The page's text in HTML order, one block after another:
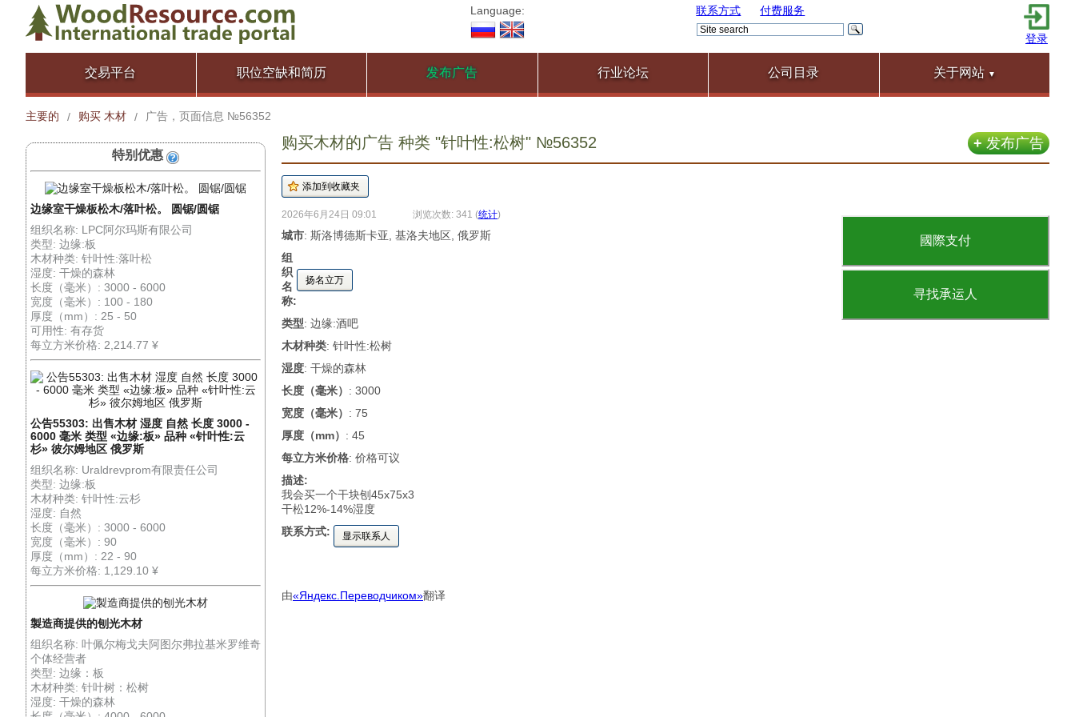
Language: 联系方式 付费服务
登录
交易平台 职位空缺和简历 发布广告 行业论坛 公司目录 关于网站 ▼
主要的 / 购买 木材 / 广告，页面信息 №56352
特别优惠
边缘室干燥板松木/落叶松。 圆锯/圆锯
组织名称: LPC阿尔玛斯有限公司
类型: 边缘:板
木材种类: 针叶性:落叶松
湿度: 干燥的森林
长度（毫米）: 3000 - 6000
宽度（毫米）: 100 - 180
厚度（mm）: 25 - 50
可用性: 有存货
每立方米价格: 2,214.77 ¥
公告55303: 出售木材 湿度 自然 长度 3000 -
6000 毫米 类型 «边缘:板» 品种 «针叶性:云
杉» 彼尔姆地区 俄罗斯
组织名称: Uraldrevprom有限责任公司
类型: 边缘:板
木材种类: 针叶性:云杉
湿度: 自然
长度（毫米）: 3000 - 6000
宽度（毫米）: 90
厚度（mm）: 22 - 90
每立方米价格: 1,129.10 ¥
製造商提供的刨光木材
组织名称: 叶佩尔梅戈夫阿图尔弗拉基米罗维奇
个体经营者
类型: 边缘：板
木材种类: 针叶树：松树
湿度: 干燥的森林
+发布广告
购买木材的广告 种类 "针叶性:松树" №56352
國際支付
寻找承运人
2026年6月24日 09:01 浏览次数: 341 (统计)
城市: 斯洛博德斯卡亚, 基洛夫地区, 俄罗斯
组
织
名
称:
扬名立万
类型: 边缘:酒吧
木材种类: 针叶性:松树
湿度: 干燥的森林
长度（毫米） : 3000
宽度（毫米） : 75
厚度（mm） : 45
每立方米价格: 价格可议
描述:
我会买一个干块刨45x75x3
干松12%-14%湿度
联系方式:
显示联系人
由«Яндекс.Переводчиком»翻译